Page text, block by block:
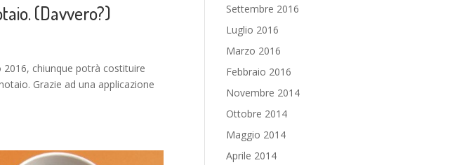
(Davvero?)
chiunque potrà costituire
Grazie ad una applicazione
Settembre 2016
Luglio 2016
Marzo 2016
Febbraio 2016
Novembre 2014
Ottobre 2014
Maggio 2014
Aprile 2014